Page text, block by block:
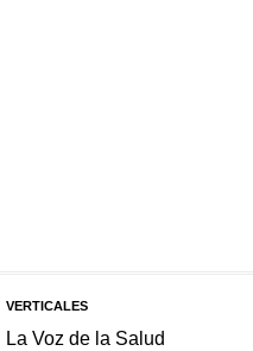
VERTICALES
La Voz de la Salud